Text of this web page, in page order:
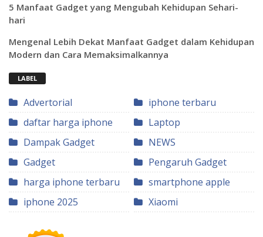
5 Manfaat Gadget yang Mengubah Kehidupan Sehari-
hari
Mengenal Lebih Dekat Manfaat Gadget dalam Kehidupan
Modern dan Cara Memaksimalkannya
LABEL
Advertorial
daftar harga iphone
Dampak Gadget
Gadget
harga iphone terbaru
iphone 2025
iphone terbaru
Laptop
NEWS
Pengaruh Gadget
smartphone apple
Xiaomi